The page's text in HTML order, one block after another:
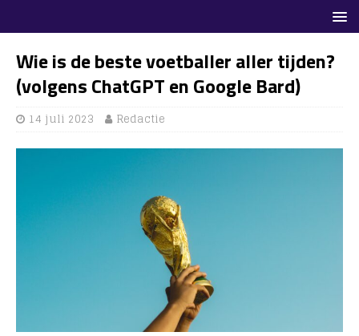
Wie is de beste voetballer aller tijden?
(volgens ChatGPT en Google Bard)
14 juli 2023 Redactie